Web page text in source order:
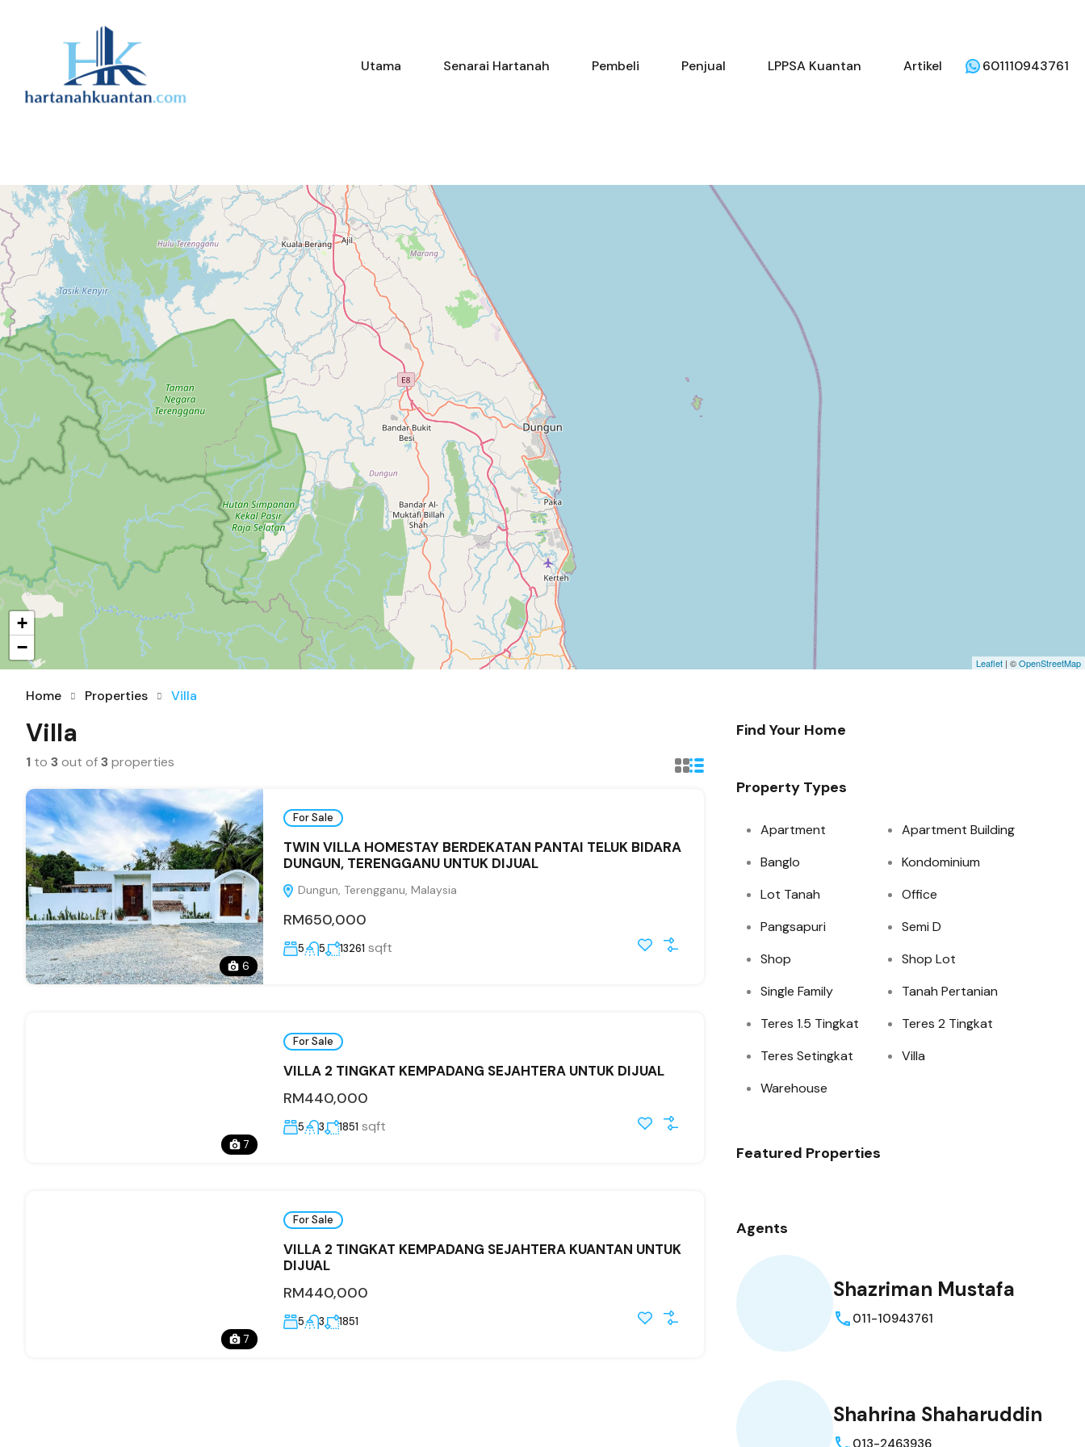
Utama Senarai Hartanah Pembeli Penjual LPPSA Kuantan Artikel
Utama Senarai Hartanah Pembeli Penjual LPPSA Kuantan Artikel 601110943761
+
−
Leaflet | ©OpenStreetMap
Home Properties Villa
Villa
1 to 3out of3properties
6
For Sale
TWIN VILLA HOMESTAY BERDEKATAN PANTAI TELUK BIDARA
DUNGUN, TERENGGANU UNTUK DIJUAL
Dungun, Terengganu, Malaysia
RM650,000
5 5 13261 sqft
7
For Sale
VILLA 2 TINGKAT KEMPADANG SEJAHTERA UNTUK DIJUAL
RM440,000
5 3 1851 sqft
7
For Sale
VILLA 2 TINGKAT KEMPADANG SEJAHTERA KUANTAN UNTUK
DIJUAL
RM440,000
5 3 1851
Find Your Home
Property Types
Apartment
Apartment Building
Banglo
Kondominium
Lot Tanah
Office
Pangsapuri
Semi D
Shop
Shop Lot
Single Family
Tanah Pertanian
Teres 1.5 Tingkat
Teres 2 Tingkat
Teres Setingkat
Villa
Warehouse
Featured Properties
Agents
Shazriman Mustafa
011-10943761
Shahrina Shaharuddin
013-2463936